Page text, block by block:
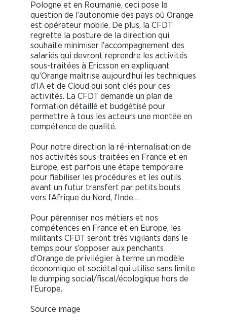
Pologne et en Roumanie, ceci pose la
question de l’autonomie des pays où Orange
est opérateur mobile. De plus, la CFDT
regrette la posture de la direction qui
souhaite minimiser l’accompagnement des
salariés qui devront reprendre les activités
sous-traitées à Ericsson en expliquant
qu’Orange maîtrise aujourd’hui les techniques
d’IA et de Cloud qui sont clés pour ces
activités. La CFDT demande un plan de
formation détaillé et budgétisé pour
permettre à tous les acteurs une montée en
compétence de qualité.
Pour notre direction la ré-internalisation de
nos activités sous-traitées en France et en
Europe, est parfois une étape temporaire
pour fiabiliser les procédures et les outils
avant un futur transfert par petits bouts
vers l’Afrique du Nord, l’Inde…
Pour pérenniser nos métiers et nos
compétences en France et en Europe, les
militants CFDT seront très vigilants dans le
temps pour s’opposer aux penchants
d’Orange de privilégier à terme un modèle
économique et sociétal qui utilise sans limite
le dumping social/fiscal/écologique hors de
l’Europe.
Source image